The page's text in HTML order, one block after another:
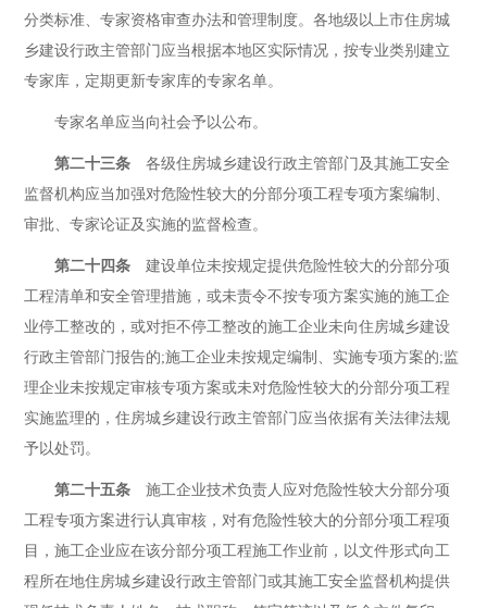
分类标准、专家资格审查办法和管理制度。各地级以上市住房城
乡建设行政主管部门应当根据本地区实际情况，按专业类别建立
专家库，定期更新专家库的专家名单。
专家名单应当向社会予以公布。
第二十三条 各级住房城乡建设行政主管部门及其施工安全
监督机构应当加强对危险性较大的分部分项工程专项方案编制、
审批、专家论证及实施的监督检查。
第二十四条 建设单位未按规定提供危险性较大的分部分项
工程清单和安全管理措施，或未责令不按专项方案实施的施工企
业停工整改的，或对拒不停工整改的施工企业未向住房城乡建设
行政主管部门报告的;施工企业未按规定编制、实施专项方案的;监
理企业未按规定审核专项方案或未对危险性较大的分部分项工程
实施监理的，住房城乡建设行政主管部门应当依据有关法律法规
予以处罚。
第二十五条 施工企业技术负责人应对危险性较大分部分项
工程专项方案进行认真审核，对有危险性较大的分部分项工程项
目，施工企业应在该分部分项工程施工作业前，以文件形式向工
程所在地住房城乡建设行政主管部门或其施工安全监督机构提供